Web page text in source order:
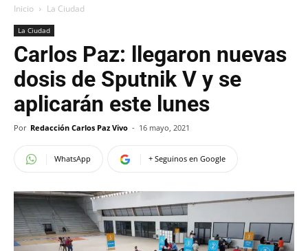
Inicio La Ciudad
La Ciudad
Carlos Paz: llegaron nuevas
dosis de Sputnik V y se
aplicarán este lunes
Por Redacción Carlos Paz Vivo - 16 mayo, 2021
WhatsApp + Seguinos en Google